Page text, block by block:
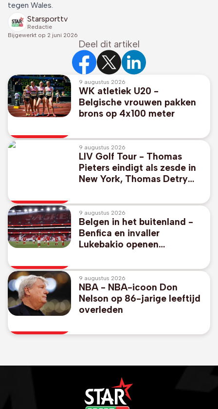
tegen Wales.
Starsporttv
Redactie
Bijgewerkt op 2 juni 2026
Deel dit artikel
9 augustus 2026
WK atletiek U20 -
Belgische vrouwen pakken
brons op 4x100 meter
9 augustus 2026
LIV Golf Tour - Thomas
Pieters eindigt als zesde in
New York, Thomas Detry
9 augustus 2026
Belgen in het buitenland -
Benfica en invaller
Lukebakio openen
deuren met gelijkspel
9 augustus 2026
NBA - NBA-icoon Don
Nelson op 86-jarige leeftijd
overleden